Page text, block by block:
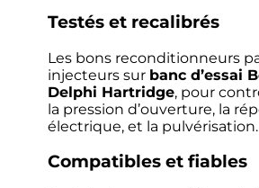
Testés et recalibrés
Les bons reconditionneurs
injecteurs sur banc d’essai
Delphi Hartridge, pour
la pression d’ouverture, la
électrique, et la pulvérisation.
Compatibles et fiables